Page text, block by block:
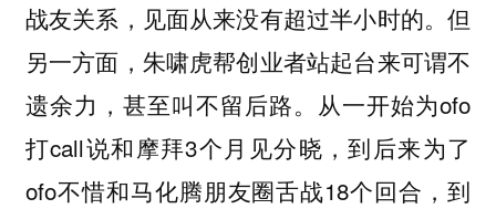
战友关系，见面从来没有超过半小时的。但
另一方面，朱啸虎帮创业者站起台来可谓不
遗余力，甚至叫不留后路。从一开始为ofo
打call说和摩拜3个月见分晓，到后来为了
ofo不惜和马化腾朋友圈舌战18个回合，到